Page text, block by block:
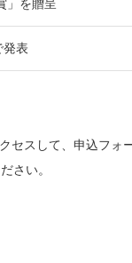
」を贈呈
発表
セスして、申込フォ
さい。